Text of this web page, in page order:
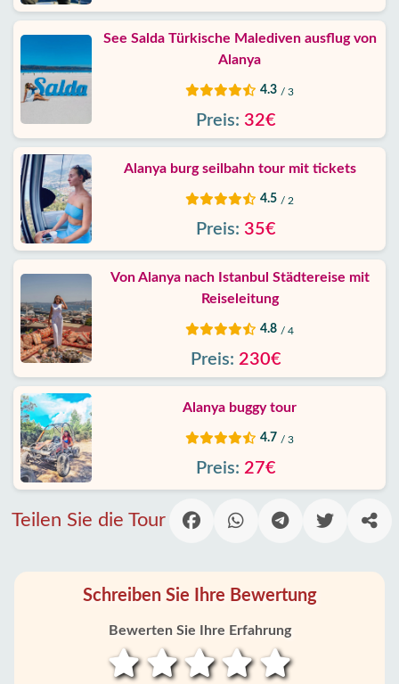
See Salda Türkische Malediven ausflug von
Alanya
4.3 / 3
Preis: 32€
Alanya burg seilbahn tour mit tickets
4.5 / 2
Preis: 35€
Von Alanya nach Istanbul Städtereise mit
Reiseleitung
4.8 / 4
Preis: 230€
Alanya buggy tour
4.7 / 3
Preis: 27€
Teilen Sie die Tour
Schreiben Sie Ihre Bewertung
Bewerten Sie Ihre Erfahrung